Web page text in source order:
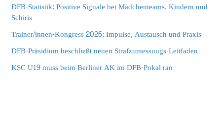
DFB-Statistik: Positive Signale bei Mädchenteams, Kindern und
Schiris
Trainer/innen-Kongress 2026: Impulse, Austausch und Praxis
DFB-Präsidium beschließt neuen Strafzumessungs-Leitfaden
KSC U19 muss beim Berliner AK im DFB-Pokal ran